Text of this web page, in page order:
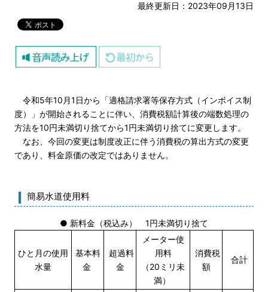
最終更新日：2023年09月13日
令和5年10月1日から「適格請求署等保存方式（インボイス制
度）」が開始されることに伴い、消費税額計算後の端数処理の
方法を10円未満切り捨てから1円未満切り捨てに変更します。
なお、今回の変更は制度改正に伴う消費税の算出方式の変更
であり、料金原価の改定ではありません。
簡易水道使用料
● 新料金（税込み） 1円未満切り捨て
ひと月の使用
水量
基本料
金
超過料
金
メーター使
用料
（20ミリ未
満）
消費税
額
合計